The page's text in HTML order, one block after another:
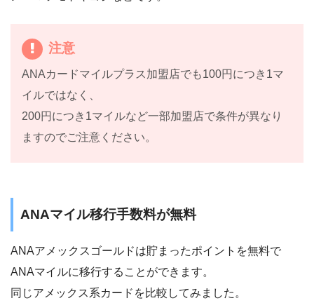
注意
ANAカードマイルプラス加盟店でも100円につき1マ
イルではなく、
200円につき1マイルなど一部加盟店で条件が異なり
ますのでご注意ください。
ANAマイル移行手数料が無料
ANAアメックスゴールドは貯まったポイントを無料で
ANAマイルに移行することができます。
同じアメックス系カードを比較してみました。